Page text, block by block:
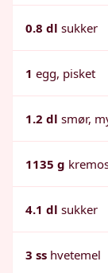
0.8 dl sukker
1 egg, pisket
1.2 dl smør,
1135 g
4.1 dl sukker
3 ss hvetemel